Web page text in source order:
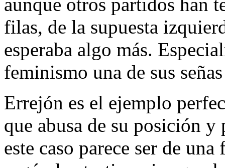
filas, de la supuesta
esperaba algo más.
feminismo una de sus
Errejón es el ejemplo
que abusa de su posición y
este caso parece ser de